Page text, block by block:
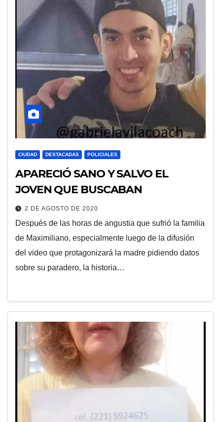
CIUDAD DESTACADAS POLICIALES
APARECIÓ SANO Y SALVO EL
JOVEN QUE BUSCABAN
2 DE AGOSTO DE 2020
Después de las horas de angustia que sufrió la familia
de Maximiliano, especialmente luego de la difusión
del video que protagonizará la madre pidiendo datos
sobre su paradero, la historia…